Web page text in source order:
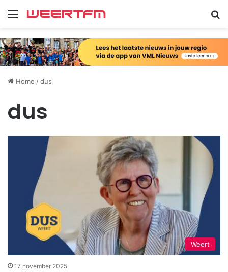
Menu
Home /dus
dus
Weert
17 november 2025